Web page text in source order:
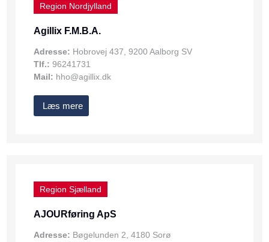
Region Nordjylland
Agillix F.M.B.A.
Adresse: Hobrovej 437, 9200 Aalborg SV
Tlf.: 96241731
Mail: hho@agillix.dk
Læs mere
Region Sjælland
AJOURføring ApS
Adresse: Bøgelunden 2, 4180 Sorø